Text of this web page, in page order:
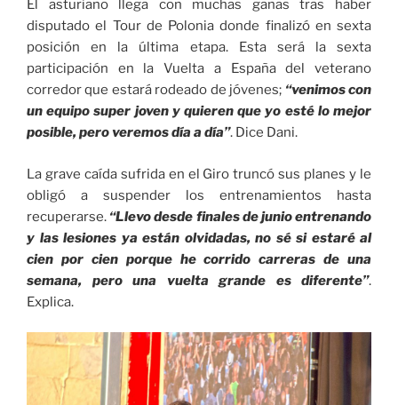
El asturiano llega con muchas ganas tras haber
disputado el Tour de Polonia donde finalizó en sexta
posición en la última etapa. Esta será la sexta
participación en la Vuelta a España del veterano
corredor que estará rodeado de jóvenes; “venimos con
un equipo super joven y quieren que yo esté lo mejor
posible, pero veremos día a día”. Dice Dani.
La grave caída sufrida en el Giro truncó sus planes y le
obligó a suspender los entrenamientos hasta
recuperarse. “Llevo desde finales de junio entrenando
y las lesiones ya están olvidadas, no sé si estaré al
cien por cien porque he corrido carreras de una
semana, pero una vuelta grande es diferente”.
Explica.